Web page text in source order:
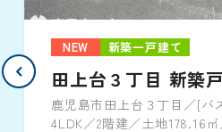
NEW 新築一戸建て
田上台３丁目 新築
鹿児島市田上台３丁目／[バ
4LDK／2階建／土地178.16